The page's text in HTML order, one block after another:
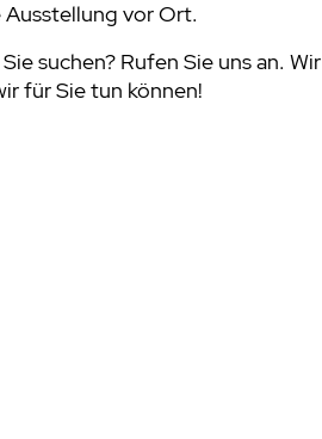
vor Ort.
suchen? Rufen Sie uns an. Wir
für Sie tun können!